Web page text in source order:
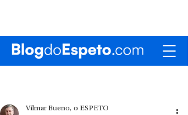
Vilmar Bueno, o ESPETO